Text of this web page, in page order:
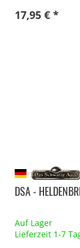
17,95 € *
DSA -
Auf Lager
Lieferzeit 1-7